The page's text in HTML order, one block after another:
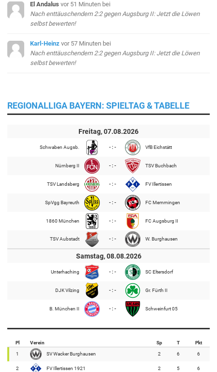
El Andalus vor 51 Minuten bei
Nach enttäuschendem 2:2 gegen Augsburg II: Jetzt die Löwen
selbst bewerten!
Karl-Heinz vor 57 Minuten bei
Nach enttäuschendem 2:2 gegen Augsburg II: Jetzt die Löwen
selbst bewerten!
REGIONALLIGA BAYERN: SPIELTAG & TABELLE
Freitag, 07.08.2026
Schwaben Augsb. - : - VfB Eichstätt
Nürnberg II - : - TSV Buchbach
TSV Landsberg - : - FV Illertissen
SpVgg Bayreuth - : - FC Memmingen
1860 München - : - FC Augsburg II
TSV Aubstadt - : - W. Burghausen
Samstag, 08.08.2026
Unterhaching - : - SC Eltersdorf
DJK Vilzing - : - Gr. Fürth II
B. München II - : - Schweinfurt 05
Pl Verein Sp T Pkt
1 SV Wacker Burghausen 2 6 6
2 FV Illertissen 1921 2 5 6